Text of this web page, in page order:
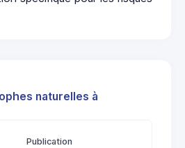
naturelles à
Publication